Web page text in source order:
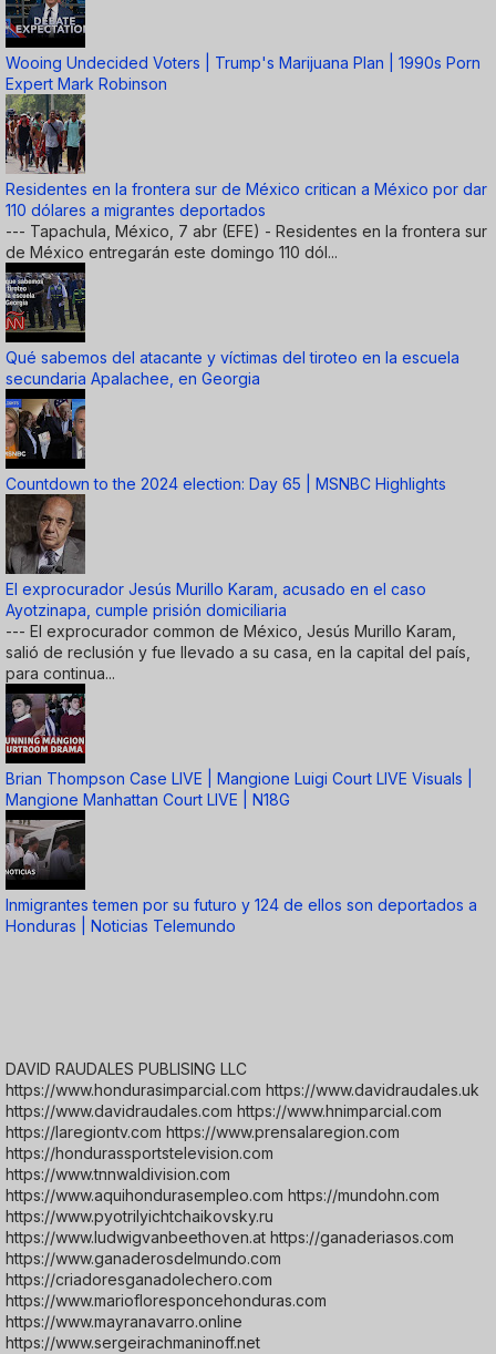
Wooing Undecided Voters | Trump's Marijuana Plan | 1990s Porn
Expert Mark Robinson
Residentes en la frontera sur de México critican a México por dar
110 dólares a migrantes deportados
--- Tapachula, México, 7 abr (EFE) - Residentes en la frontera sur
de México entregarán este domingo 110 dól...
Qué sabemos del atacante y víctimas del tiroteo en la escuela
secundaria Apalachee, en Georgia
Countdown to the 2024 election: Day 65 | MSNBC Highlights
El exprocurador Jesús Murillo Karam, acusado en el caso
Ayotzinapa, cumple prisión domiciliaria
--- El exprocurador common de México, Jesús Murillo Karam,
salió de reclusión y fue llevado a su casa, en la capital del país,
para continua...
Brian Thompson Case LIVE | Mangione Luigi Court LIVE Visuals |
Mangione Manhattan Court LIVE | N18G
Inmigrantes temen por su futuro y 124 de ellos son deportados a
Honduras | Noticias Telemundo
DAVID RAUDALES PUBLISING LLC
https://www.hondurasimparcial.com https://www.davidraudales.uk
https://www.davidraudales.com https://www.hnimparcial.com
https://laregiontv.com https://www.prensalaregion.com
https://hondurassportstelevision.com
https://www.tnnwaldivision.com
https://www.aquihondurasempleo.com https://mundohn.com
https://www.pyotrilyichtchaikovsky.ru
https://www.ludwigvanbeethoven.at https://ganaderiasos.com
https://www.ganaderosdelmundo.com
https://criadoresganadolechero.com
https://www.mariofloresponcehonduras.com
https://www.mayranavarro.online
https://www.sergeirachmaninoff.net